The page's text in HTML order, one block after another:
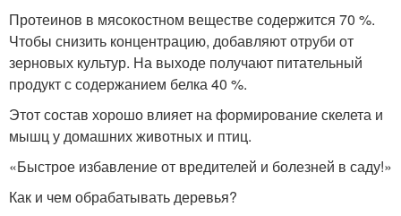
Протеинов в мясокостном веществе содержится 70 %.
Чтобы снизить концентрацию, добавляют отруби от
зерновых культур. На выходе получают питательный
продукт с содержанием белка 40 %.
Этот состав хорошо влияет на формирование скелета и
мышц у домашних животных и птиц.
«Быстрое избавление от вредителей и болезней в саду!»
Как и чем обрабатывать деревья?